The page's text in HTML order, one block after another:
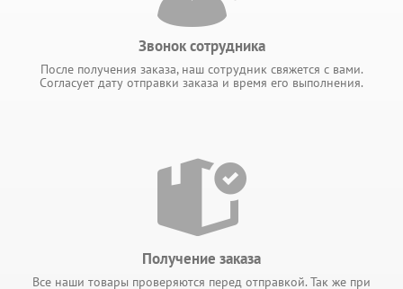
Звонок сотрудника
После получения заказа, наш сотрудник свяжется с вами.
Согласует дату отправки заказа и время его выполнения.
Получение заказа
Все наши товары проверяются перед отправкой. Так же при